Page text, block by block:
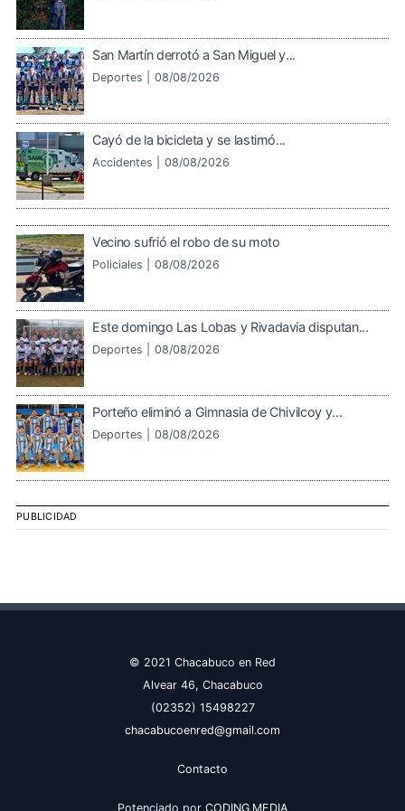
San Martín derrotó a San Miguel y...
Deportes | 08/08/2026
Cayó de la bicicleta y se lastimó...
Accidentes | 08/08/2026
Vecino sufrió el robo de su moto
Policiales | 08/08/2026
Este domingo Las Lobas y Rivadavia disputan...
Deportes | 08/08/2026
Porteño eliminó a Gimnasia de Chivilcoy y...
Deportes | 08/08/2026
PUBLICIDAD
© 2021 Chacabuco en Red
Alvear 46, Chacabuco
(02352) 15498227
chacabucoenred@gmail.com
Contacto
Potenciado por CODING.MEDIA